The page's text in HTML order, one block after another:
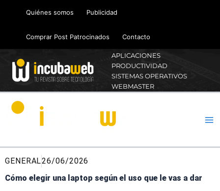
Quiénes somos Publicidad
Comprar Post Patrocinados Contacto
APLICACIONES
PRODUCTIVIDAD
SISTEMAS OPERATIVOS
WEBMASTER
GENERAL26/06/2026
Cómo elegir una laptop según el uso que le vas a dar